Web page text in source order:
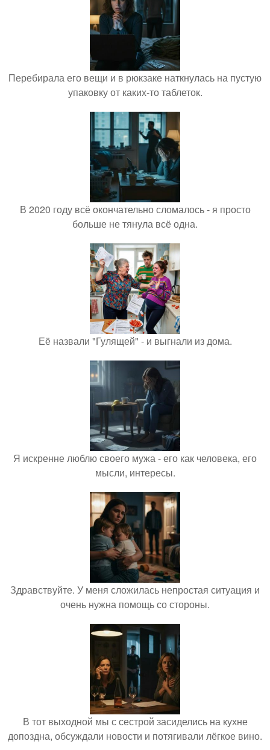
Перебирала его вещи и в рюкзаке наткнулась на пустую
упаковку от каких-то таблеток.
В 2020 году всё окончательно сломалось - я просто
больше не тянула всё одна.
Её назвали "Гулящей" - и выгнали из дома.
Я искренне люблю своего мужа - его как человека, его
мысли, интересы.
Здравствуйте. У меня сложилась непростая ситуация и
очень нужна помощь со стороны.
В тот выходной мы с сестрой засиделись на кухне
допоздна, обсуждали новости и потягивали лёгкое вино.